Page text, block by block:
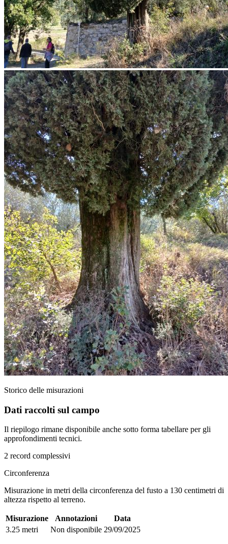
Storico delle misurazioni
Dati raccolti sul campo
Il riepilogo rimane disponibile anche sotto forma tabellare per gli
approfondimenti tecnici.
2 record complessivi
Circonferenza
Misurazione in metri della circonferenza del fusto a 130 centimetri di
altezza rispetto al terreno.
Misurazione Annotazioni
Data
3.25 metri
Non disponibile 29/09/2025